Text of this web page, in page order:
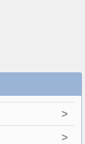
>
>